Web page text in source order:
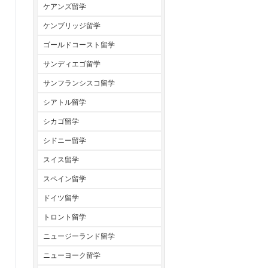
ケアンズ留学
ケンブリッジ留学
ゴールドコースト留学
サンディエゴ留学
サンフランシスコ留学
シアトル留学
シカゴ留学
シドニー留学
スイス留学
スペイン留学
ドイツ留学
トロント留学
ニュージーランド留学
ニューヨーク留学